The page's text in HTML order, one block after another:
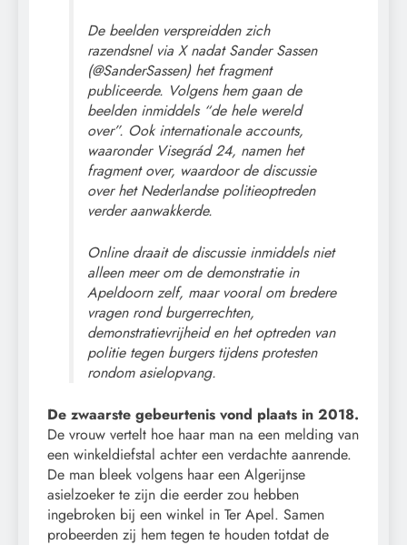
De beelden verspreidden zich
razendsnel via X nadat Sander Sassen
(@SanderSassen) het fragment
publiceerde. Volgens hem gaan de
beelden inmiddels “de hele wereld
over”. Ook internationale accounts,
waaronder Visegrád 24, namen het
fragment over, waardoor de discussie
over het Nederlandse politieoptreden
verder aanwakkerde.
Online draait de discussie inmiddels niet
alleen meer om de demonstratie in
Apeldoorn zelf, maar vooral om bredere
vragen rond burgerrechten,
demonstratievrijheid en het optreden van
politie tegen burgers tijdens protesten
rondom asielopvang.
De zwaarste gebeurtenis vond plaats in 2018.
De vrouw vertelt hoe haar man na een melding van
een winkeldiefstal achter een verdachte aanrende.
De man bleek volgens haar een Algerijnse
asielzoeker te zijn die eerder zou hebben
ingebroken bij een winkel in Ter Apel. Samen
probeerden zij hem tegen te houden totdat de